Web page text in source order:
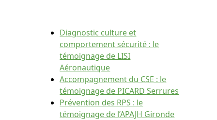
Diagnostic culture et
comportement sécurité : le
témoignage de LISI
Aéronautique
Accompagnement du CSE : le
témoignage de PICARD Serrures
Prévention des RPS : le
témoignage de l’APAJH Gironde